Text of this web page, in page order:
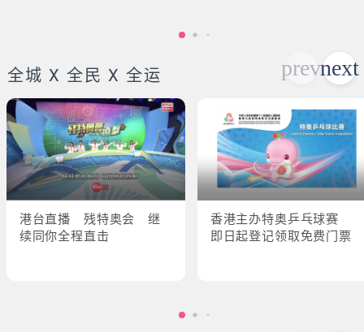
全城 X 全民 X 全运
港台直播 残特奥会 继
续同你全程直击
香港主办特奥乒乓球赛
即日起登记领取免费门票